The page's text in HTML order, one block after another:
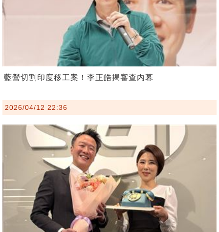
藍營切割印度移工案！李正皓揭審查內幕
2026/04/12 22:36